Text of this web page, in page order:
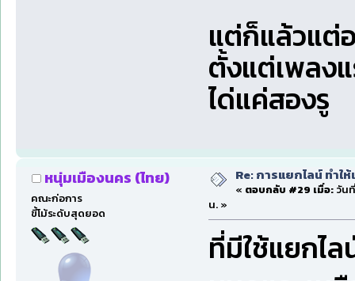
แต่ก็แล้วแต่
ตั้งแต่เพลง
ได่แค่สองรู
หนุ่มเมืองนคร (ไทย)
คณะก่อการ
ขี้โม้ระดับสุดยอด
Re: การแยกไลน์ ทำใ
« ตอบกลับ #29 เมื่อ:วันที่
น. »
ที่มีใช้แยกไ